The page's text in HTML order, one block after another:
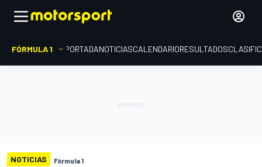
FÓRMULA 1 PORTADANOTICIASCALENDARIORESULTADOS
NOTICIAS Fórmula 1